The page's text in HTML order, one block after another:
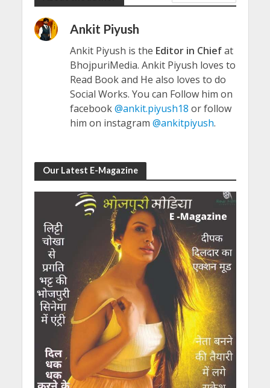
Ankit Piyush
Ankit Piyush is the Editor in Chiefat
BhojpuriMedia. Ankit Piyush loves to
Read Book and He also loves to do
Social Works. You can Follow him on
facebook@ankit.piyush18 or follow
him on instagram @ankitpiyush.
Our Latest E-Magazine